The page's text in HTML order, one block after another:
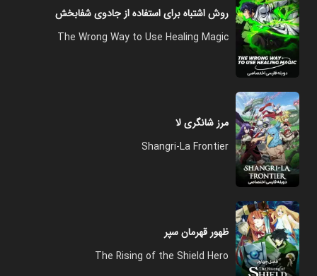
روش اشتباه برای استفاده از جادوی شفابخش
The Wrong Way to Use Healing Magic
مرز شانگری لا
Shangri-La Frontier
ظهور قهرمان سپر
The Rising of the Shield Hero